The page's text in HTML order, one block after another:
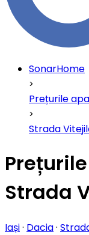
SonarHome
Prețurile
Strada
Strada
Iași· Dacia·